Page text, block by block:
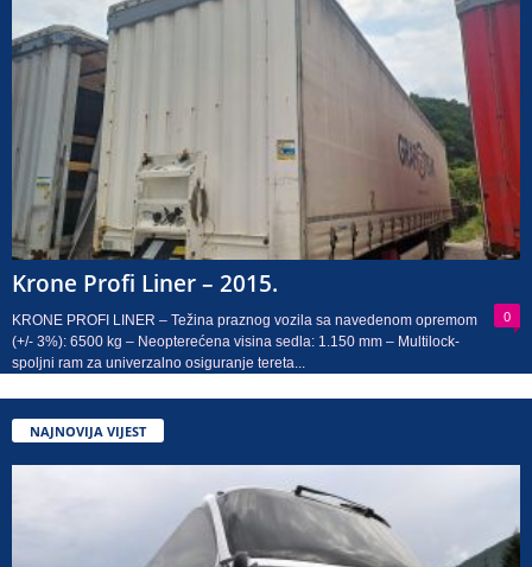
Krone Profi Liner – 2015.
0
KRONE PROFI LINER – Težina praznog vozila sa navedenom opremom
(+/- 3%): 6500 kg – Neopterećena visina sedla: 1.150 mm – Multilock-
spoljni ram za univerzalno osiguranje tereta...
NAJNOVIJA VIJEST